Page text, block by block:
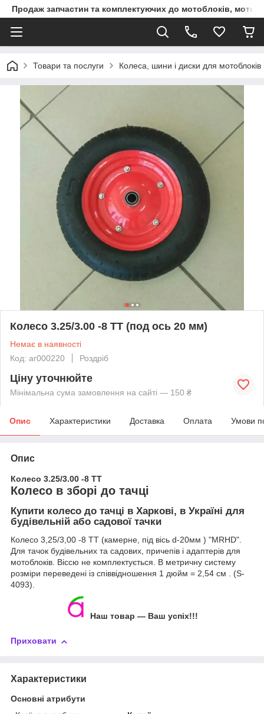
Продаж запчастин та комплектуючих до мотоблоків,
Товари та послуги Колеса, шини і диски для мотоблоків
Колесо 3.25/3.00 -8 TT (под ось 20 мм)
Немає в наявності
Код: ar000220
Роздріб
Ціну уточнюйте
Мінімальна сума замовлення на сайті — 150 ₴
Опис Характеристики Доставка Оплата Умови
Опис
Колесо 3.25/3.00 -8 TT
Колесо в зборі до тачці
Купити колесо до тачці в Харкові, в Україні для
будівельній або садової тачки
Колесо 3,25/3,00 -8 TT (камерне, під вісь d-20мм ) "MRHD".
Для тачок будівельних та садових, причепів і адаптерів для
мотоблоків. Віссю не комплектується. В метричну систему
розміри переведені із співвідношення 1 дюйм = 2,54 см . (S-
4093).
Наш товар ― Ваш успіх!!!
Приховати
Характеристики
Основні атрибути